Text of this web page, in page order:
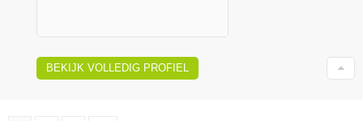
BEKIJK VOLLEDIG PROFIEL